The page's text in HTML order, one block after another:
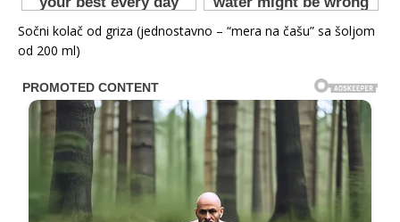
Sočni kolač od griza (jednostavno – “mera na čašu” sa šoljom
od 200 ml)